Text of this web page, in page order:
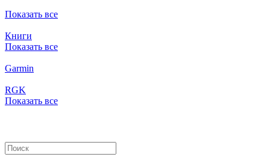
Показать все
Книги
Показать все
Garmin
RGK
Показать все